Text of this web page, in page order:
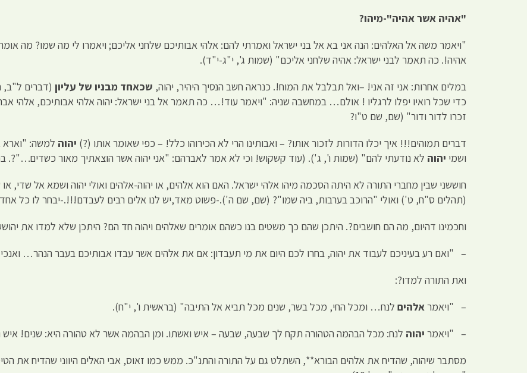
"אהיה אשר אהיה"-מיהו?
"ויאמר משה אל האלהים: הנה אני בא אל בני ישראל ואמרתי להם: אלהי אבותיכם שלחני אליכם; ויאמרו לי מה שמו? מה
אהיה!. כה תאמר לבני ישראל: אהיה שלחני אליכם" (שמות ג', י"ג-י"ד).
במלים אחרות: אני זה אני! –ואל תבלבל את המוח!. כנראה חשב הנסיך היהיר, יהוה, שכאחד מבניו של עליון (דברים ל"ב,
כדי שכל רואיו יפלו לרגליו ! אולם… במחשבה שניה: "ויאמר עוד!… כה תאמר אל בני ישראל: יהוה אלהי אבותיכם, אלהי
זכרו לדור ודור" (שם, שם ט"ו?
דברים תמוהים!!! איך יכלו הדורות לזכור אותו? – ואבותינו הרי לא הכירוהו כלל! – כפי שאומר אותו (?) יהוה למשה: "וארא
ושמי יהוה לא נודעתי להם" (שמות ו', ג'). (עוד קשקוש! וכי לא אמר לאברהם: "אני יהוה אשר הוצאתיך מאור כשדים…"?.
חוששני שבין מחברי התורה לא היתה הסכמה מיהו אלהי ישראל. האם הוא אלהים, או יהוה-אלהים ואולי יהוה ושמא אל שדי,
(תהלים ס"ח, ט') ואולי "הרוכב בערבות, ביה שמו"? (שם, שם ה').-פשוט מאד,יש לנו אלים רבים לעבדם!!!.-יבחר לו כל
וחכמינו דהיום, מה הם חושבים?. היתכן שהם כך משטים בנו כשהם אומרים שאלהים ויהוה חד הם? היתכן שלא למדו את
– "ואם רע בעיניכם לעבוד את יהוה, בחרו לכם היום את מי תעבדון: אם את אלהים אשר עבדו אבותיכם בעבר הנהר… ואנכי
ואת התורה למדו?:
– "ויאמראלהים לנח… ומכל החי, מכל בשר, שנים מכל תביא אל התיבה" (בראשית ו', י"ח).
– "ויאמר יהוה לנח: מכל הבהמה הטהורה תקח לך שבעה, שבעה – איש ואשתו. ומן הבהמה אשר לא טהורה היא: שנים!
מסתבר שיהוה, שהדיח את אלהים הבורא**, השתלט גם על התורה והתנ"כ. ממש כמו זאוס, אבי האלים היווני שהדיח את